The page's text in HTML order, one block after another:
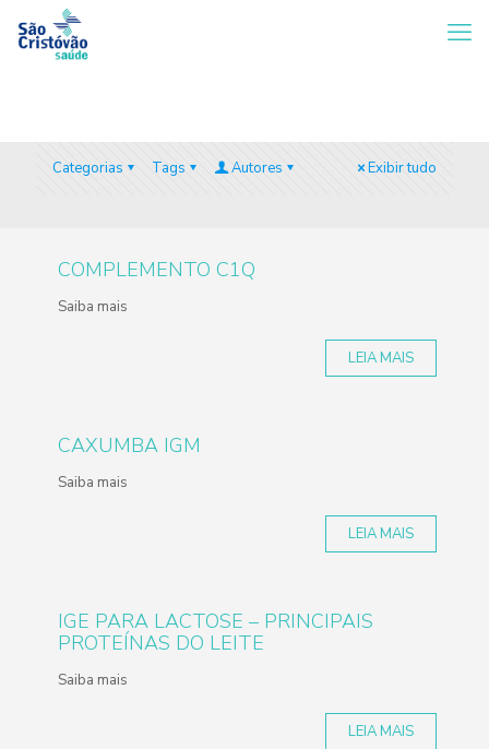
Categorias Tags Autores Exibir tudo
COMPLEMENTO C1Q
Saiba mais
LEIA MAIS
CAXUMBA IGM
Saiba mais
LEIA MAIS
IGE PARA LACTOSE – PRINCIPAIS
PROTEÍNAS DO LEITE
Saiba mais
LEIA MAIS